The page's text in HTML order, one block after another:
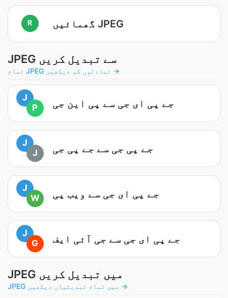
R گھمائیں JPEG
JPEG سے تبدیل کریں
تمام JPEG تبادلوں کو دیکھیں →
J
P
جے پی ای جی سے پی این جی
J
J
جے پی جی سے جے پی جی
J
W
جے پی ای جی سے ویب پی
J
G
جے پی ای جی سے جی آئی ایف
JPEG میں تبدیل کریں
JPEG میں تمام تبدیلیاں دیکھیں →